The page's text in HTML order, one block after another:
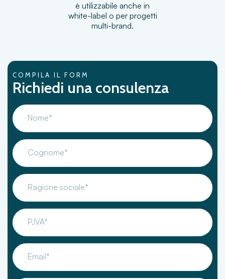
è utilizzabile anche in
white-label o per progetti
multi-brand.
COMPILA IL FORM
Richiedi una consulenza
Nome*
Cognome*
Ragione sociale*
P.IVA*
Email*